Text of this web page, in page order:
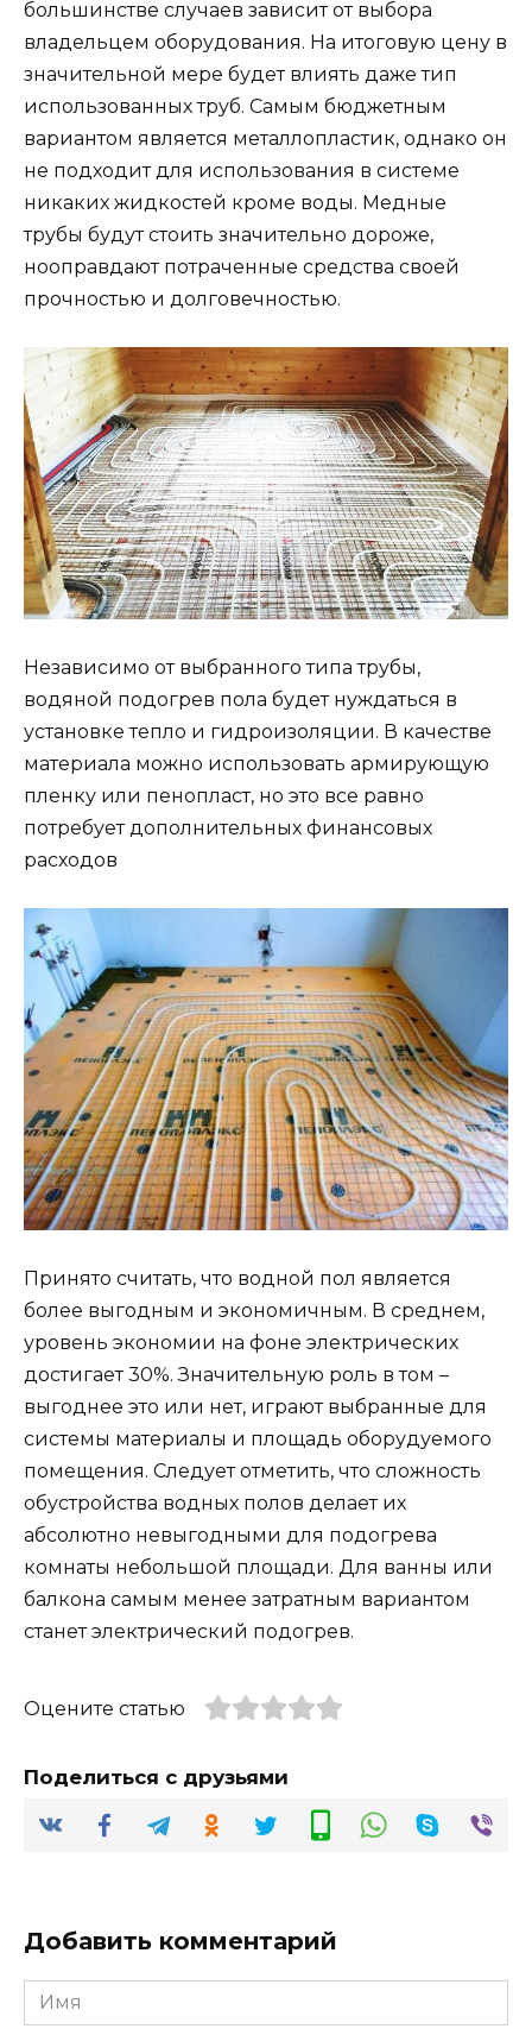
большинстве случаев зависит от выбора
владельцем оборудования. На итоговую цену в
значительной мере будет влиять даже тип
использованных труб. Самым бюджетным
вариантом является металлопластик, однако он
не подходит для использования в системе
никаких жидкостей кроме воды. Медные
трубы будут стоить значительно дороже,
нооправдают потраченные средства своей
прочностью и долговечностью.
Независимо от выбранного типа трубы,
водяной подогрев пола будет нуждаться в
установке тепло и гидроизоляции. В качестве
материала можно использовать армирующую
пленку или пенопласт, но это все равно
потребует дополнительных финансовых
расходов
Принято считать, что водной пол является
более выгодным и экономичным. В среднем,
уровень экономии на фоне электрических
достигает 30%. Значительную роль в том –
выгоднее это или нет, играют выбранные для
системы материалы и площадь оборудуемого
помещения. Следует отметить, что сложность
обустройства водных полов делает их
абсолютно невыгодными для подогрева
комнаты небольшой площади. Для ванны или
балкона самым менее затратным вариантом
станет электрический подогрев.
Оцените статью
Поделиться с друзьями
Добавить комментарий
Имя
*